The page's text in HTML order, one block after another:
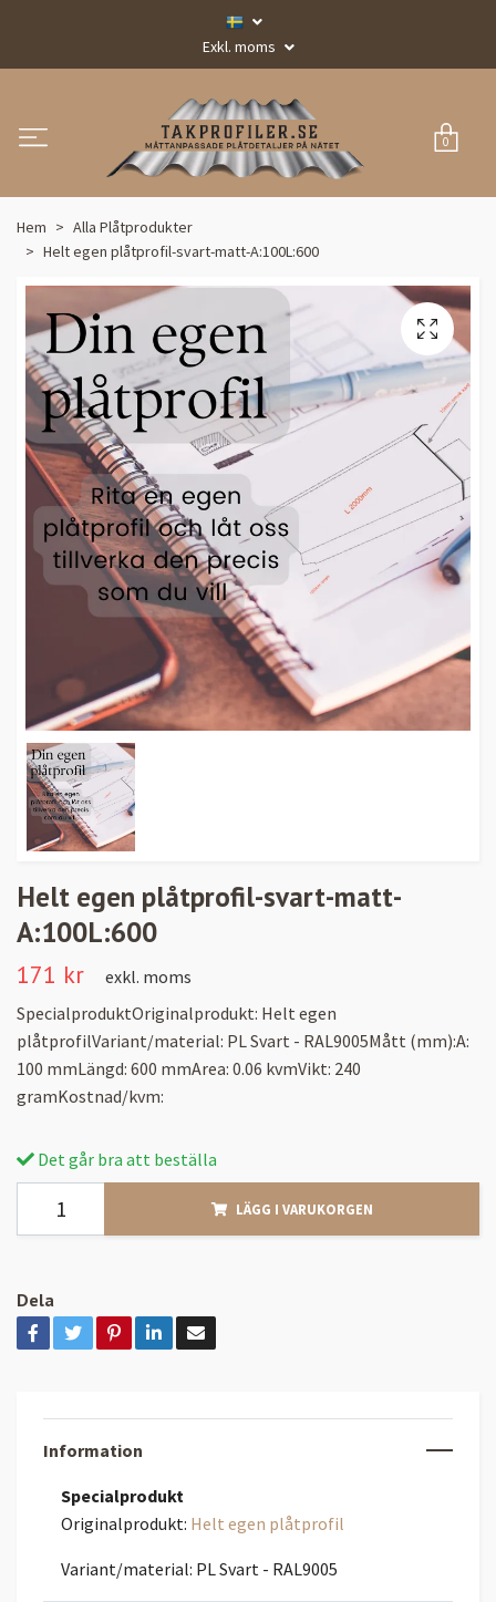
Exkl. moms
0
Hem
Alla Plåtprodukter
Helt egen plåtprofil-svart-matt-A:100L:600
Helt egen plåtprofil-svart-matt-
A:100L:600
171 kr
exkl. moms
SpecialproduktOriginalprodukt: Helt egen
plåtprofilVariant/material: PL Svart - RAL9005Mått (mm):A:
100 mmLängd: 600 mmArea: 0.06 kvmVikt: 240
gramKostnad/kvm:
Det går bra att beställa
LÄGG I VARUKORGEN
Dela
Information
Specialprodukt
Originalprodukt: Helt egen plåtprofil
Variant/material: PL Svart - RAL9005